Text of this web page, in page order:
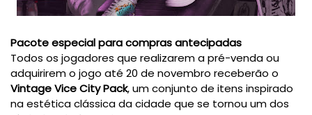
Pacote especial para compras antecipadas
Todos os jogadores que realizarem a pré-venda ou
adquirirem o jogo até 20 de novembro receberão o
Vintage Vice City Pack, um conjunto de itens inspirado
na estética clássica da cidade que se tornou um dos